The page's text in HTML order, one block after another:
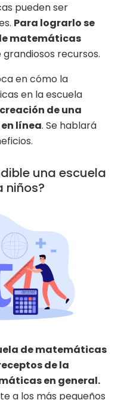
pueden ser
Para lograrlo se
matemáticas
recursos.
en cómo la
en la escuela
de una
línea. Se hablará
una escuela
de matemáticas
de la
en general.
a los más pequeños